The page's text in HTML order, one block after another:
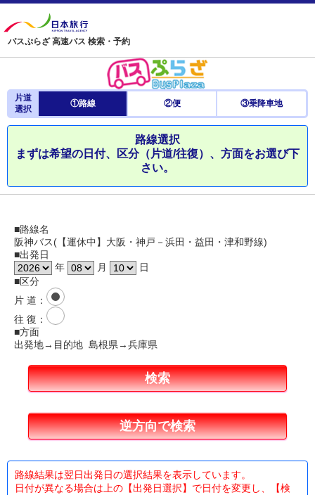
バスぷらざ 高速バス 検索・予約
片道
選択
①路線 ②便 ③乗降車地
路線選択
まずは希望の日付、区分（片道/往復）、方面をお選び下
さい。
■路線名
阪神バス(【運休中】大阪・神戸－浜田・益田・津和野線)
■出発日
年
月
日
■区分
片 道 ：
往 復 ：
■方面
出発地→目的地 島根県→兵庫県
路線結果は翌日出発日の選択結果を表示しています。
日付が異なる場合は上の【出発日選択】で日付を変更し、【検